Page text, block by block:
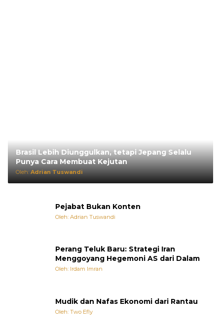
Brasil Lebih Diunggulkan, tetapi Jepang Selalu
Punya Cara Membuat Kejutan
Oleh: Adrian Tuswandi
Pejabat Bukan Konten
Oleh: Adrian Tuswandi
Perang Teluk Baru: Strategi Iran
Menggoyang Hegemoni AS dari Dalam
Oleh: Irdam Imran
Mudik dan Nafas Ekonomi dari Rantau
Oleh: Two Efly